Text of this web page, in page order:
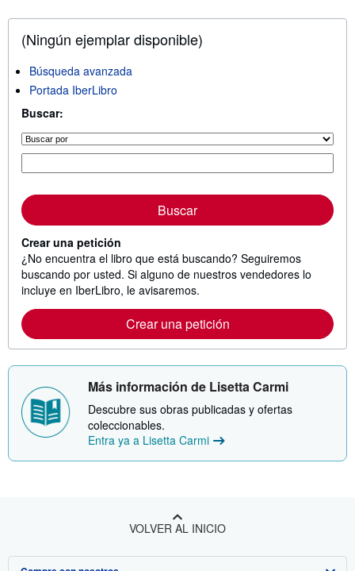
(Ningún ejemplar disponible)
Búsqueda avanzada
Portada IberLibro
Buscar:
Buscar
Crear una petición
¿No encuentra el libro que está buscando? Seguiremos
buscando por usted. Si alguno de nuestros vendedores lo
incluye en IberLibro, le avisaremos.
Crear una petición
Más información de Lisetta Carmi
Descubre sus obras publicadas y ofertas
coleccionables.
Entra ya a Lisetta Carmi
VOLVER AL INICIO